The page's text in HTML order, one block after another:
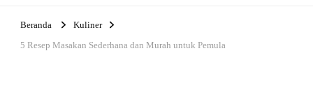
Beranda
Kuliner
5 Resep Masakan Sederhana dan Murah untuk Pemula